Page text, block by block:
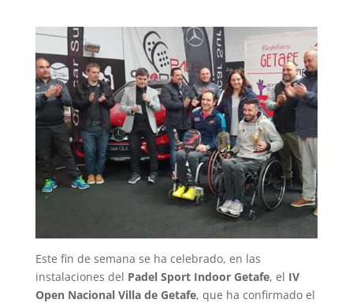
Este fin de semana se ha celebrado, en las
instalaciones del Padel Sport Indoor Getafe, el IV
Open Nacional Villa de Getafe, que ha confirmado el